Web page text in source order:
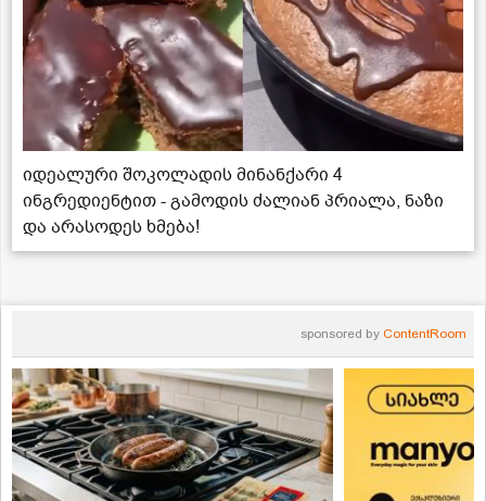
იდეალური შოკოლადის მინანქარი 4
ინგრედიენტით - გამოდის ძალიან პრიალა, ნაზი
და არასოდეს ხმება!
sponsored by ContentRoom